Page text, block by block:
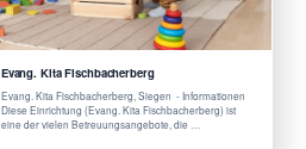
Evang. Kita Fischbacherberg
Evang. Kita Fischbacherberg, Siegen - Informationen
Diese Einrichtung (Evang. Kita Fischbacherberg) ist
eine der vielen Betreuungsangebote, die …